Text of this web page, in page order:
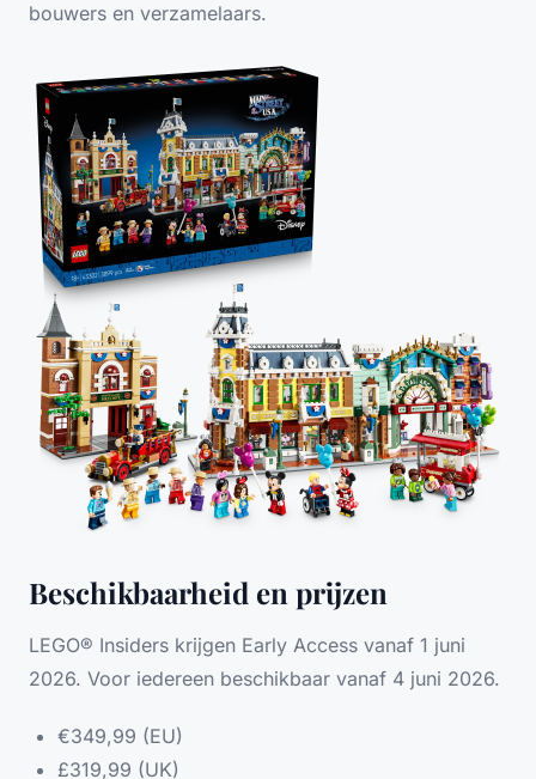
bouwers en verzamelaars.
Beschikbaarheid en prijzen
LEGO® Insiders krijgen Early Access vanaf 1 juni
2026. Voor iedereen beschikbaar vanaf 4 juni 2026.
€349,99 (EU)
£319,99 (UK)